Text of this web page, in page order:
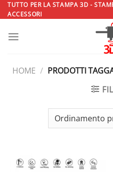
Salta
ai
TUTTO PER LA STAMPA 3D -
ACCESSORI
HOME / PRODOTTI